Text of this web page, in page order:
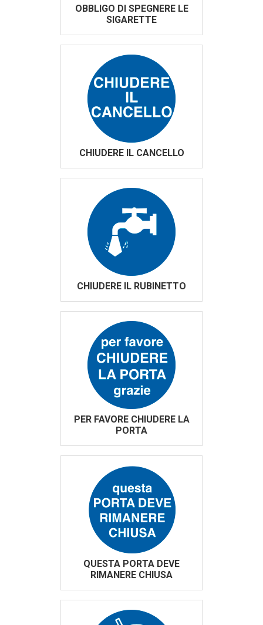
OBBLIGO DI SPEGNERE LE
SIGARETTE
CHIUDERE IL CANCELLO
CHIUDERE IL RUBINETTO
PER FAVORE CHIUDERE LA
PORTA
QUESTA PORTA DEVE
RIMANERE CHIUSA